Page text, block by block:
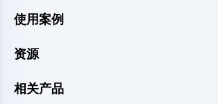
SaaS
电子商务
使用案例
免费 HTML 托管
HTML 转 URL
资源
指南
相关产品